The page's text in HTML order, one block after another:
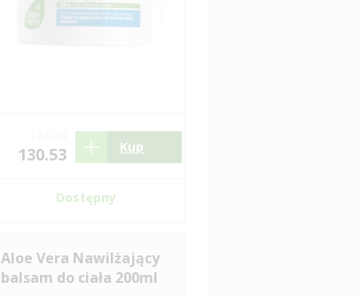
130.53 Kup
Dostępny
Aloe Vera Nawilżający
balsam do ciała 200ml